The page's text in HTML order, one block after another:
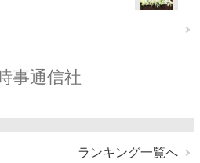
事通信社
ランキング一覧へ